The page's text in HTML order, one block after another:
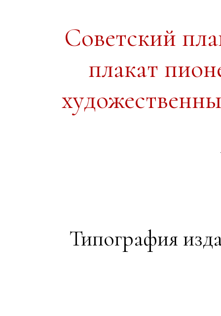
Советский
плакат
Типография